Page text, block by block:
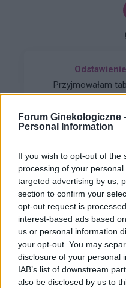
Forum Ginekologiczne -
Personal Information
If you wish to opt-out of the
processing of your
targeted advertising by us,
section to confirm your
opt-out request is
interest-based ads based
us or personal information
your opt-out. You may
disclosure of your personal
IAB’s list of downstream
also be disclosed by us to
Przyjmowałam
Cerazette i chcę
ciągłe krwawienie.
Forum:
Dzień dobry mam
można brak
Forum: